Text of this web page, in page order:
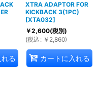
る
XTRA ADAPTOR FOR
KICKBACK 3(1PC)
[XTA032]
￥2,600(税別)
(税込 : ￥ 2,860)
カートに入れる